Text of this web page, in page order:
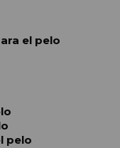
el pelo
pelo